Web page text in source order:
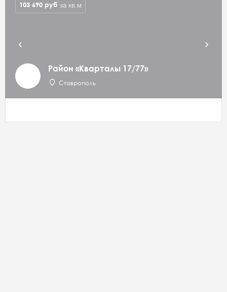
Район «Кварталы 17/77»
Ставрополь
103 690 руб за кв.м